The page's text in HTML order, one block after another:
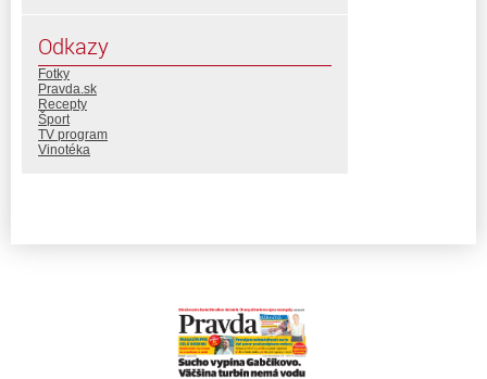
Odkazy
Fotky
Pravda.sk
Recepty
Šport
TV program
Vinotéka